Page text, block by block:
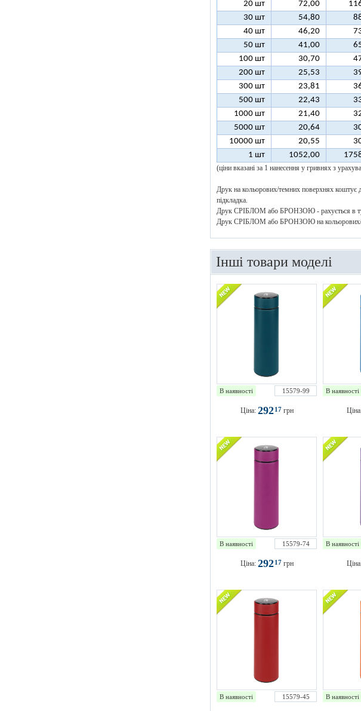
20 шт
72,00
30 шт
54,80
40 шт
46,20
50 шт
41,00
100 шт
30,70
200 шт
25,53
300 шт
23,81
500 шт
22,43
1000 шт
21,40
5000 шт
20,64
10000 шт
20,55
1 шт
1052,00
(ціни вказані за 1 нанесення у гривнях з
Друк на кольорових/темних поверхнях коштує
підкладка.
Друк СРІБЛОМ або БРОНЗОЮ - рахується в ту
Друк СРІБЛОМ або БРОНЗОЮ на кольорових/
Інші товари моделі
В наявності 15579-99
Ціна: 29217 грн
В наявності
В наявності 15579-74
Ціна: 29217 грн
В наявності
В наявності 15579-45 В наявності